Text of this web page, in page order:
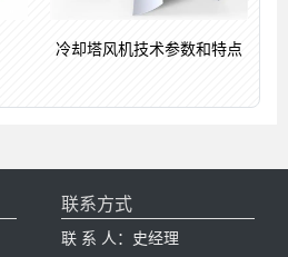
冷却塔风机技术参数和特点
联系方式
联 系 人：史经理